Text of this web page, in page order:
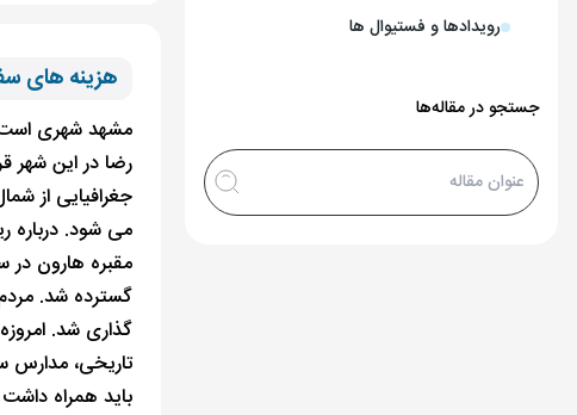
رویدادها و فستیوال ها
جستجو در مقاله‌ها
هزینه های
مشهد شهری است
جغرافیایی از
مقبره هارون
گسترده شد.
گذاری شد.
تاریخی، مدارس
باید همراه